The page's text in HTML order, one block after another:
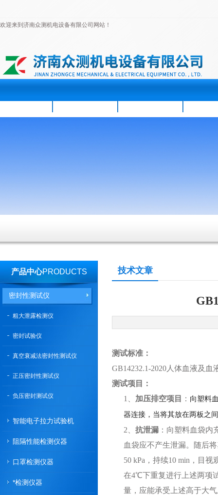
欢迎来到济南众测机电设备有限公司网站！
产品中心PRODUCTS
密封性测试仪
粗大泄露检测仪
密封试验仪
真空衰减法密封性测试仪
正压密封性测试仪
负压密封测试仪
智能电子拉力试验机
阻隔性能检测仪器
口罩检测仪器
*检测仪器
技术文章
测试标准：
GB14232.1-2020人体血液及
测试项目：
1、 加压排空项目 ： 向塑料
器连接，当将其放在两板之
2、 抗泄漏 ： 向塑料血袋内
血袋应不产生泄漏。随后
50 kPa，持续10 min，目
在4℃下重复进行上述两项
量，应能承受上述高于大